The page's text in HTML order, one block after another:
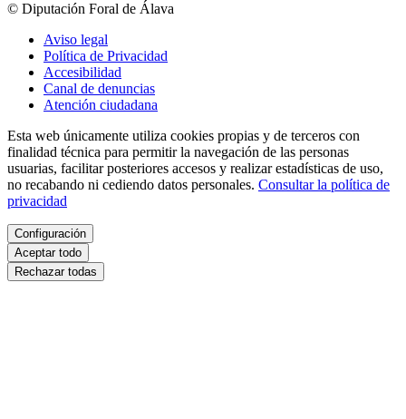
© Diputación Foral de Álava
Aviso legal
Política de Privacidad
Accesibilidad
Canal de denuncias
Atención ciudadana
Esta web únicamente utiliza cookies propias y de terceros con
finalidad técnica para permitir la navegación de las personas
usuarias, facilitar posteriores accesos y realizar estadísticas de uso,
no recabando ni cediendo datos personales. Consultar la política de
privacidad
Configuración
Aceptar todo
Rechazar todas